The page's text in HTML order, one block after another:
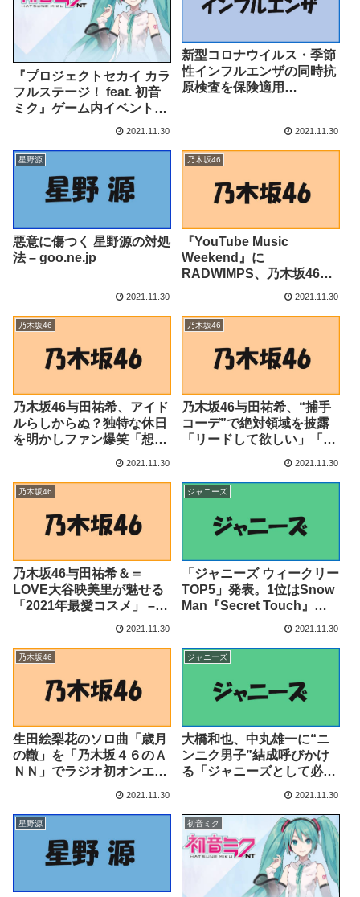
『プロジェクトセカイ カラ
フルステージ！ feat. 初音
ミク』ゲーム内イベント
「交わる旋律 灯るぬくも
Snowガチャ」開催！ – PR
2021.11.30
新型コロナウイルス・季節
性インフルエンザの同時抗
原検査を保険適用
2021.11.30
星野源
悪意に傷つく 星野源の対処
法 – goo.ne.jp
2021.11.30
乃木坂46
『YouTube Music
Weekend』に
RADWIMPS、乃木坂46、
ONE OK ROCK YOASOBI
リコン） – Yahoo!ニュー
2021.11.30
乃木坂46
乃木坂46与田祐希、アイド
ルらしからぬ？独特な休日
を明かしファン爆笑「想像
以上」「最高すぎる」
(2021年11月30日) – エキサ
イトニュース
2021.11.30
乃木坂46
乃木坂46与田祐希、“捕手
コーデ”で絶対領域を披露
「リードして欲しい」「可
愛すぎ」 – ENCOUNT
2021.11.30
乃木坂46
乃木坂46与田祐希＆＝
LOVE大谷映美里が魅せる
「2021年最愛コスメ」 –
2021.11.30
ジャニーズ
「ジャニーズ ウィークリー
TOP5」発表。1位はSnow
Man『Secret Touch』、
予約1位はABC-Z『BEST
30日付) – TOWER
TOWER RECORDS
ONLINE
2021.11.30
乃木坂46
生田絵梨花のソロ曲「歳月
の轍」を「乃木坂４６のＡ
ＮＮ」でラジオ初オンエア
Yahoo!ニュース – Yahoo!
ニュース
2021.11.30
ジャニーズ
大橋和也、中丸雄一に“ニ
ンニク男子”結成呼びかけ
る「ジャニーズとして必
2021.11.30
星野源 初音ミク